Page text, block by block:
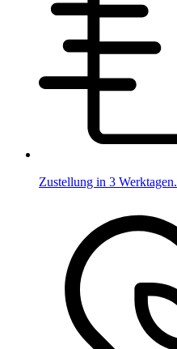
Zustellung in 3 Werktagen.